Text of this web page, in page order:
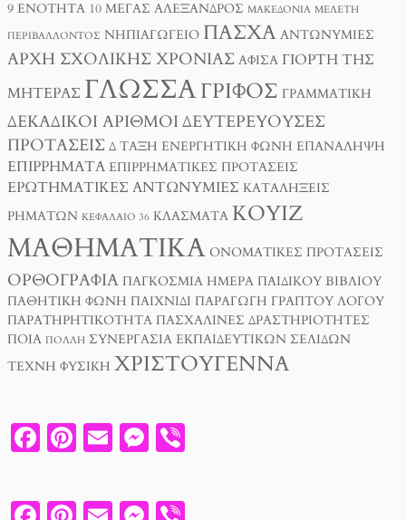
9 ΕΝΌΤΗΤΑ 10 ΜΈΓΑΣ ΑΛΈΞΑΝΔΡΟΣ ΜΑΚΕΔΟΝΊΑ ΜΕΛΈΤΗ
ΠΕΡΙΒΆΛΛΟΝΤΟΣ ΝΗΠΙΑΓΩΓΕΊΟ ΠΆΣΧΑ ΑΝΤΩΝΥΜΊΕΣ
ΑΡΧΉ ΣΧΟΛΙΚΉΣ ΧΡΟΝΙΆΣ ΑΦΊΣΑ ΓΙΟΡΤΉ ΤΗΣ
ΜΗΤΈΡΑΣ ΓΛΏΣΣΑΓΡΊΦΟΣ ΓΡΑΜΜΑΤΙΚΉ
ΔΕΚΑΔΙΚΟΊ ΑΡΙΘΜΟΊ ΔΕΥΤΕΡΕΎΟΥΣΕΣ
ΠΡΟΤΆΣΕΙΣ Δ ΤΑΞΗ ΕΝΕΡΓΗΤΙΚΉ ΦΩΝΉ ΕΠΑΝΆΛΗΨΗ
ΕΠΙΡΡΉΜΑΤΑ ΕΠΙΡΡΗΜΑΤΙΚΈΣ ΠΡΟΤΆΣΕΙΣ
ΕΡΩΤΗΜΑΤΙΚΈΣ ΑΝΤΩΝΥΜΊΕΣ ΚΑΤΑΛΉΞΕΙΣ
ΡΗΜΆΤΩΝ ΚΕΦΆΛΑΙΟ 36 ΚΛΆΣΜΑΤΑ ΚΟΥΊΖ
ΜΑΘΗΜΑΤΙΚΆ ΟΝΟΜΑΤΙΚΈΣ ΠΡΟΤΆΣΕΙΣ
ΟΡΘΟΓΡΑΦΊΑ ΠΑΓΚΌΣΜΙΑ ΗΜΈΡΑ ΠΑΙΔΙΚΟΎ ΒΙΒΛΊΟΥ
ΠΑΘΗΤΙΚΉ ΦΩΝΉ ΠΑΙΧΝΊΔΙ ΠΑΡΑΓΩΓΉ ΓΡΑΠΤΟΎ ΛΌΓΟΥ
ΠΑΡΑΤΗΡΗΤΙΚΌΤΗΤΑ ΠΑΣΧΑΛΙΝΈΣ ΔΡΑΣΤΗΡΙΌΤΗΤΕΣ
ΠΟΙΑ ΠΟΛΛΉ ΣΥΝΕΡΓΑΣΊΑ ΕΚΠΑΙΔΕΥΤΙΚΏΝ ΣΕΛΊΔΩΝ
ΤΈΧΝΗ ΦΥΣΙΚΉ ΧΡΙΣΤΟΎΓΕΝΝΑ
F
C
PI
T
E
A
M
SS